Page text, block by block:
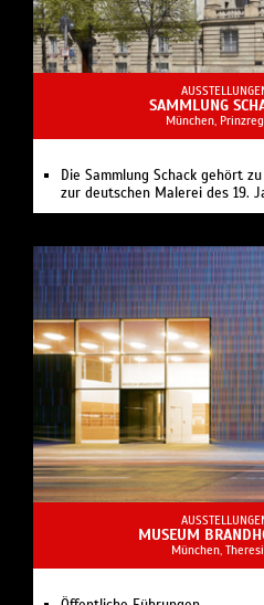
SAMMLUNG
München,
Die Sammlung Schack gehört
zur deutschen Malerei des 19.
MUSEUM
München,